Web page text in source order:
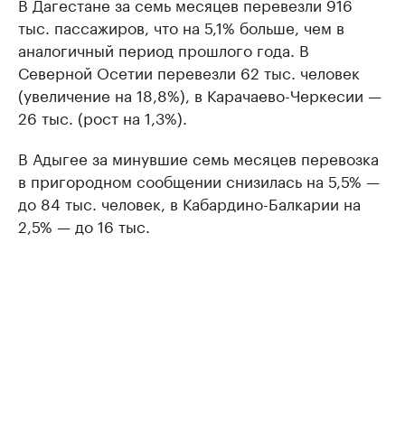
тыс. пассажиров, что на 5,1% больше, чем в
аналогичный период прошлого года. В
Северной Осетии перевезли 62 тыс. человек
(увеличение на 18,8%), в Карачаево-Черкесии —
26 тыс. (рост на 1,3%).
В Адыгее за минувшие семь месяцев перевозка
в пригородном сообщении снизилась на 5,5% —
до 84 тыс. человек, в Кабардино-Балкарии на
2,5% — до 16 тыс.